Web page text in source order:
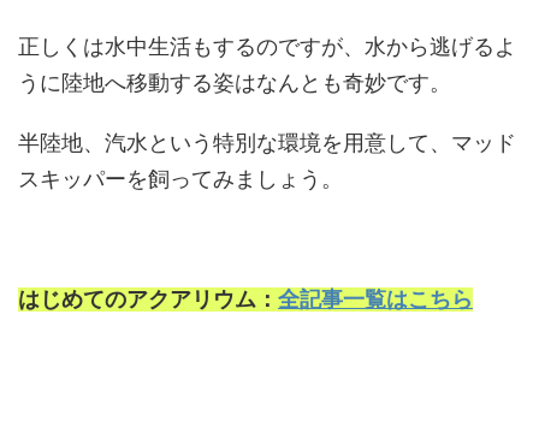
正しくは水中生活もするのですが、水から逃げるよ
うに陸地へ移動する姿はなんとも奇妙です。
半陸地、汽水という特別な環境を用意して、マッド
スキッパーを飼ってみましょう。
はじめてのアクアリウム： 全記事一覧はこちら